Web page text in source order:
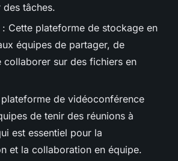
tâches.
: Cette plateforme de stockage en
équipes de partager, de
collaborer sur des fichiers en
de vidéoconférence
de tenir des réunions à
est essentiel pour la
et la collaboration en équipe.